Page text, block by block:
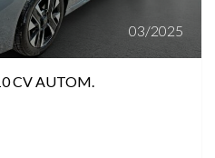
03/2025
CV AUTOM.